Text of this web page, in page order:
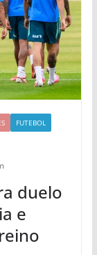
FUTEBOL
duelo
e